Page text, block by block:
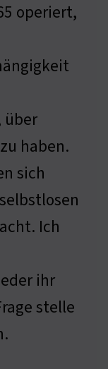
operiert,
über
haben.
sich
Ich
ihr
stelle